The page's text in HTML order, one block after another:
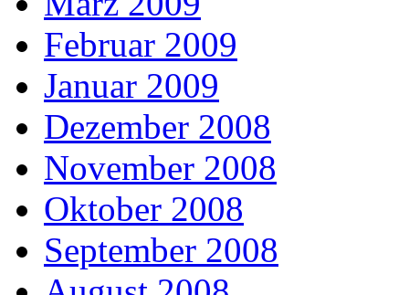
Februar 2009
Januar 2009
Dezember 2008
November 2008
Oktober 2008
September 2008